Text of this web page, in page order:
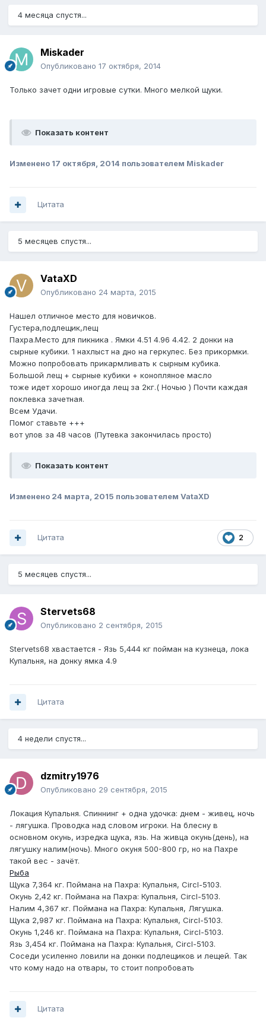
4 месяца спустя...
Miskader
Опубликовано 17 октября, 2014
Только зачет одни игровые сутки. Много мелкой щуки.
Показать контент
Изменено 17 октября, 2014 пользователем Miskader
Цитата
5 месяцев спустя...
VataXD
Опубликовано 24 марта, 2015
Нашел отличное место для новичков.
Густера,подлещик,лещ
Пахра.Место для пикника . Ямки 4.51 4.96 4.42. 2 донки на
сырные кубики. 1 нахлыст на дно на геркулес. Без прикормки.
Можно попробовать прикармливать к сырным кубика.
Большой лещ + сырные кубики + конопляное масло
тоже идет хорошо иногда лещ за 2кг.( Ночью ) Почти каждая
поклевка зачетная.
Всем Удачи.
Помог ставьте +++
вот улов за 48 часов (Путевка закончилась просто)
Показать контент
Изменено 24 марта, 2015 пользователем VataXD
2
Цитата
5 месяцев спустя...
Stervets68
Опубликовано 2 сентября, 2015
Stervets68 хвастается - Язь 5,444 кг пойман на кузнеца, лока
Купальня, на донку ямка 4.9
Цитата
4 недели спустя...
dzmitry1976
Опубликовано 29 сентября, 2015
Локация Купальня. Спиннинг + одна удочка: днем - живец, ночь
- лягушка. Проводка над словом игроки. На блесну в
основном окунь, изредка щука, язь. На живца окунь(день), на
лягушку налим(ночь). Много окуня 500-800 гр, но на Пахре
такой вес - зачёт.
Рыба
Щука 7,364 кг. Поймана на Пахра: Купальня, Circl-5103.
Окунь 2,42 кг. Поймана на Пахра: Купальня, Circl-5103.
Налим 4,367 кг. Поймана на Пахра: Купальня, Лягушка.
Щука 2,987 кг. Поймана на Пахра: Купальня, Circl-5103.
Окунь 1,246 кг. Поймана на Пахра: Купальня, Circl-5103.
Язь 3,454 кг. Поймана на Пахра: Купальня, Circl-5103.
Соседи усиленно ловили на донки подлещиков и лещей. Так
что кому надо на отвары, то стоит попробовать
Цитата